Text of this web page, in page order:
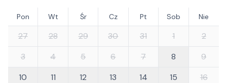
Pon Wt Śr Cz Pt Sob Nie
27 28 29 30 31 1
2
3
4 5 6 7 8
9
10
11 12 13 14 15
16